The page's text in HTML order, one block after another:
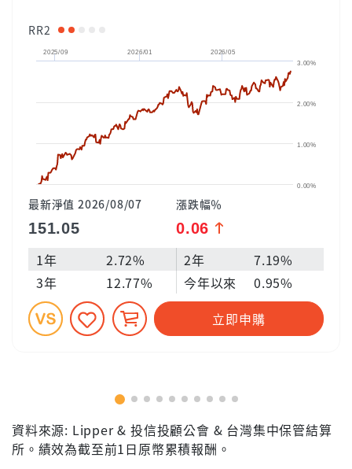
RR2
2025/09 2026/01 2026/05
0.00%
1.00%
2.00%
3.00%
最新淨值 2026/08/07
151.05
漲跌幅％
0.06
1年
2.72%
3年
12.77%
2年
7.19%
今年以來
0.95%
立即申購
資料來源: Lipper & 投信投顧公會 & 台灣集中保管結算
所。績效為截至前1日原幣累積報酬。